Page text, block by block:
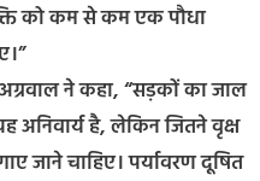
को कम से कम एक पौधा
ने कहा, “सड़कों का जाल
अनिवार्य है, लेकिन जितने वृक्ष
जाने चाहिए। पर्यावरण दूषित